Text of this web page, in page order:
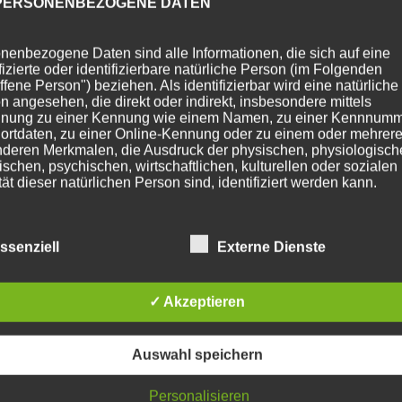
Daten sind alle Informationen, die sich auf eine
oder identifizierbare natürliche Person (im Folgenden
Person") beziehen. Als identifizierbar wird eine natürliche
angesehen, die direkt oder indirekt, insbesondere mittels
zu einer Kennung wie einem Namen, zu einer
zu einer Online-Kennung oder zu einem oder
Merkmalen, die Ausdruck der physischen,
psychischen, wirtschaftlichen, kulturellen oder sozialen
dieser natürlichen Person sind, identifiziert werden kann.
PERSON
deren personenbezogene Daten von dem für die Verarbeitung
verarbeitet werden.
Externe Dienste
✓ Akzeptieren
Auswahl speichern
Personalisieren